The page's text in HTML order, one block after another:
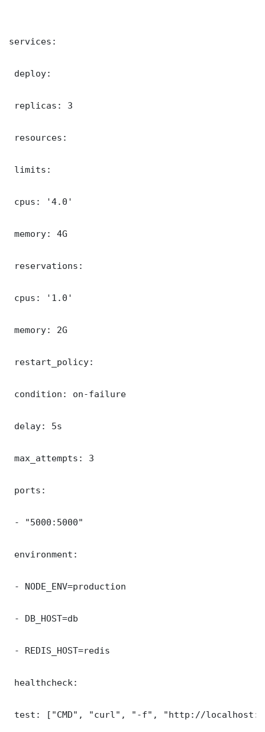
services:
deploy:
replicas: 3
resources:
limits:
cpus: '4.0'
memory: 4G
reservations:
cpus: '1.0'
memory: 2G
restart_policy:
condition: on-failure
delay: 5s
max_attempts: 3
ports:
- "5000:5000"
environment:
- NODE_ENV=production
- DB_HOST=db
- REDIS_HOST=redis
healthcheck:
test: ["CMD", "curl", "-f", "http://